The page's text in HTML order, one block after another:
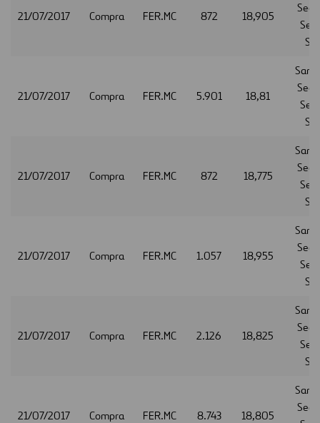
21/07/2017 Compra FER.MC 872 18,905
21/07/2017 Compra FER.MC 5.901 18,81
21/07/2017 Compra FER.MC 872 18,775
21/07/2017 Compra FER.MC 1.057 18,955
21/07/2017 Compra FER.MC 2.126 18,825
21/07/2017 Compra FER.MC 8.743 18,805